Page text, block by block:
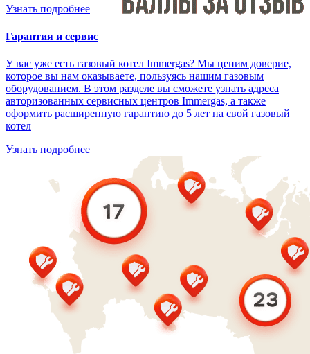
Узнать подробнее
Гарантия и сервис
У вас уже есть газовый котел Immergas? Мы ценим доверие,
которое вы нам оказываете, пользуясь нашим газовым
оборудованием. В этом разделе вы сможете узнать адреса
авторизованных сервисных центров Immergas, а также
оформить расширенную гарантию до 5 лет на свой газовый
котел
Узнать подробнее